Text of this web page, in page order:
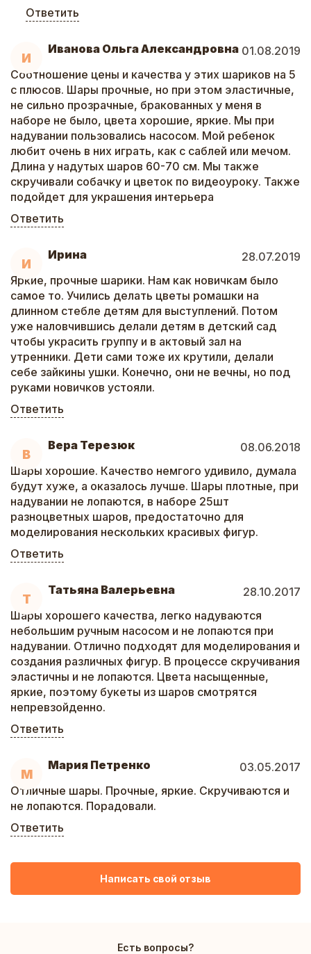
Ответить
И
Иванова Ольга Александровна 01.08.2019
Соотношение цены и качества у этих шариков на 5
с плюсов. Шары прочные, но при этом эластичные,
не сильно прозрачные, бракованных у меня в
наборе не было, цвета хорошие, яркие. Мы при
надувании пользовались насосом. Мой ребенок
любит очень в них играть, как с саблей или мечом.
Длина у надутых шаров 60-70 см. Мы также
скручивали собачку и цветок по видеоуроку. Также
подойдет для украшения интерьера
Ответить
И
Ирина
28.07.2019
Яркие, прочные шарики. Нам как новичкам было
самое то. Учились делать цветы ромашки на
длинном стебле детям для выступлений. Потом
уже наловчившись делали детям в детский сад
чтобы украсить группу и в актовый зал на
утренники. Дети сами тоже их крутили, делали
себе зайкины ушки. Конечно, они не вечны, но под
руками новичков устояли.
Ответить
В
Вера Терезюк
08.06.2018
Шары хорошие. Качество немгого удивило, думала
будут хуже, а оказалось лучше. Шары плотные, при
надувании не лопаются, в наборе 25шт
разноцветных шаров, предостаточно для
моделирования нескольких красивых фигур.
Ответить
Т
Татьяна Валерьевна
28.10.2017
Шары хорошего качества, легко надуваются
небольшим ручным насосом и не лопаются при
надувании. Отлично подходят для моделирования и
создания различных фигур. В процессе скручивания
эластичны и не лопаются. Цвета насыщенные,
яркие, поэтому букеты из шаров смотрятся
непревзойденно.
Ответить
М
Мария Петренко
03.05.2017
Отличные шары. Прочные, яркие. Скручиваются и
не лопаются. Порадовали.
Ответить
Написать свой отзыв
Есть вопросы?